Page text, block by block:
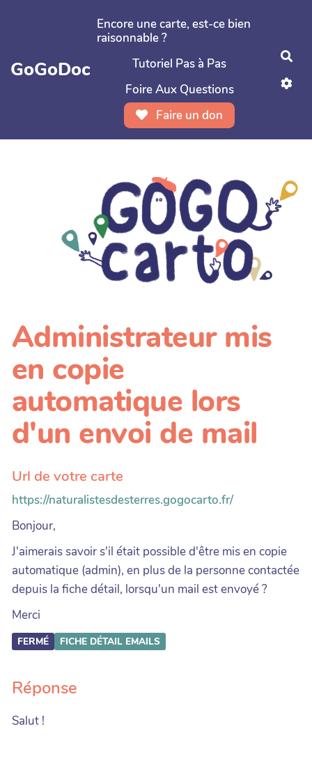
Aller au contenu principal
GoGoDoc
Encore une carte, est-ce bien
raisonnable ?
Tutoriel Pas à Pas
Foire Aux Questions
Faire un don
Administrateur mis
en copie
automatique lors
d'un envoi de mail
Url de votre carte
https://naturalistesdesterres.gogocarto.fr/
Bonjour,
J'aimerais savoir s'il était possible d'être mis en copie
automatique (admin), en plus de la personne contactée
depuis la fiche détail, lorsqu'un mail est envoyé ?
Merci
FERMÉ FICHE DÉTAIL EMAILS
Réponse
Salut !